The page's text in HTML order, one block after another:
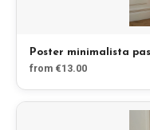
Poster minimalista
from €13.00